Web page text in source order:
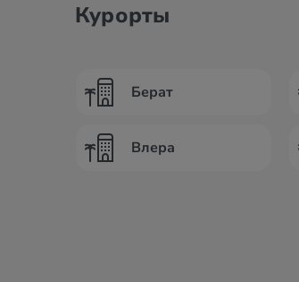
Курорты
Берат
Влера